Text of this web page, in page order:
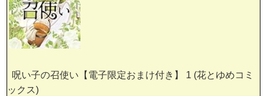
呪い子の召使い【電子限定おまけ付き】 1 (花とゆめコミ
ックス)